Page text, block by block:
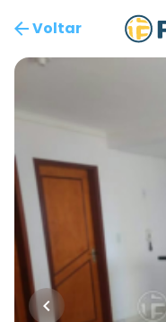
Voltar